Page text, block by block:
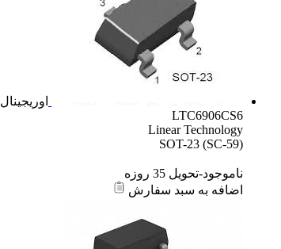
اوریجینال
LTC6906CS6
Linear Technology
SOT-23 (SC-59)
ناموجود-تحویل 35 روزه
اضافه به سبد سفارش